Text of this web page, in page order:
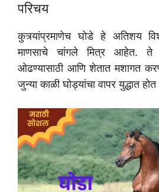
परिचय
कुत्र्यांप्रमाणेच घोडे हे अतिशय
माणसाचे चांगले मित्र आहेत. ते
ओढण्यासाठी आणि शेतात मशागत
जुन्या काळी घोड्यांचा वापर युद्धात